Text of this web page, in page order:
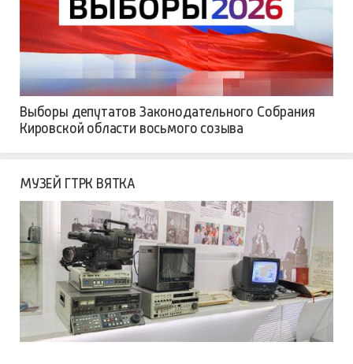
Выборы депутатов Законодательного Собрания
Кировской области восьмого созыва
МУЗЕЙ ГТРК ВЯТКА